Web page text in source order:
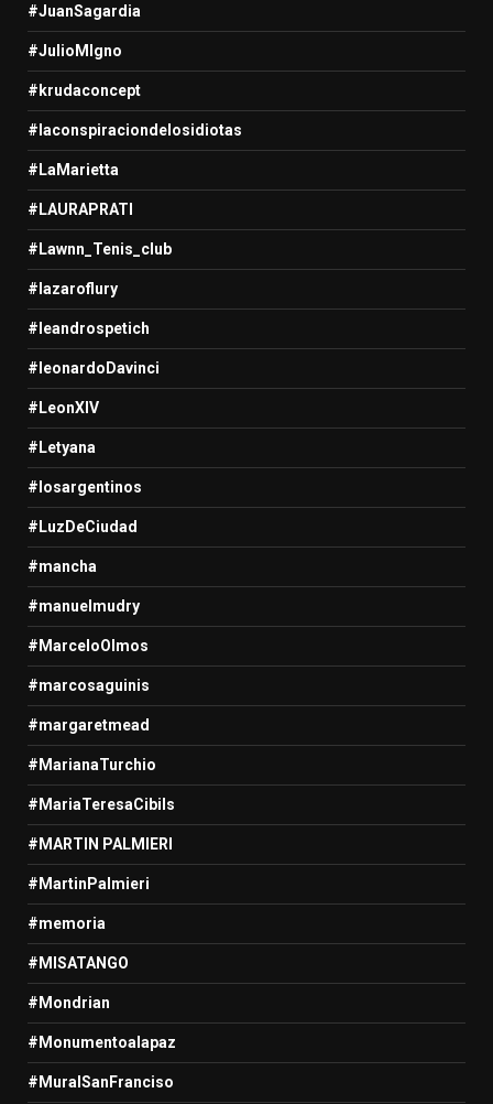
#JuanSagardia
#JulioMIgno
#krudaconcept
#laconspiraciondelosidiotas
#LaMarietta
#LAURAPRATI
#Lawnn_Tenis_club
#lazaroflury
#leandrospetich
#leonardoDavinci
#LeonXIV
#Letyana
#losargentinos
#LuzDeCiudad
#mancha
#manuelmudry
#MarceloOlmos
#marcosaguinis
#margaretmead
#MarianaTurchio
#MariaTeresaCibils
#MARTIN PALMIERI
#MartinPalmieri
#memoria
#MISATANGO
#Mondrian
#Monumentoalapaz
#MuralSanFranciso